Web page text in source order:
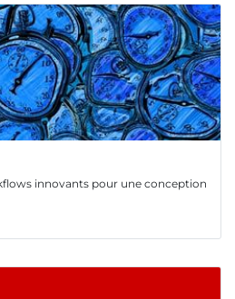
innovants pour une conception